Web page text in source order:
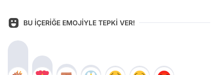
BU İÇERİĞE EMOJİYLE TEPKİ VER!